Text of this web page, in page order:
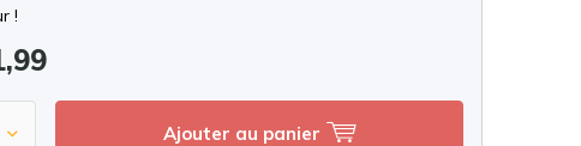
!
Ajouter au panier